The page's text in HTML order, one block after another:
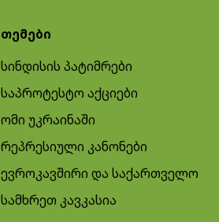
თემები
სინდისის პატიმრები
საპროტესტო აქციები
ომი უკრაინაში
რეპრესიული კანონები
ევროკავშირი და საქართველო
სამხრეთ კავკასია